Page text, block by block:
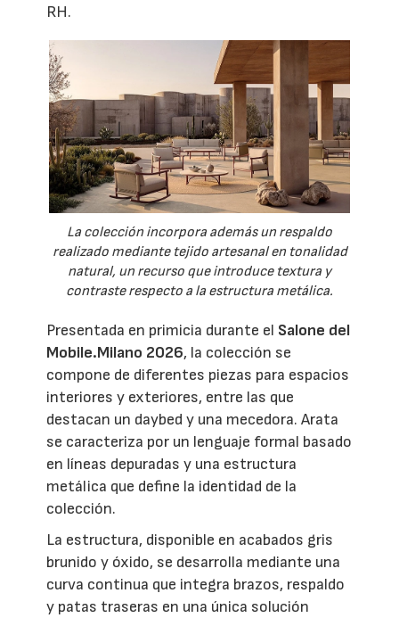
RH.
La colección incorpora además un respaldo
realizado mediante tejido artesanal en tonalidad
natural, un recurso que introduce textura y
contraste respecto a la estructura metálica.
Presentada en primicia durante el Salone del
Mobile.Milano 2026, la colección se
compone de diferentes piezas para espacios
interiores y exteriores, entre las que
destacan un daybed y una mecedora. Arata
se caracteriza por un lenguaje formal basado
en líneas depuradas y una estructura
metálica que define la identidad de la
colección.
La estructura, disponible en acabados gris
brunido y óxido, se desarrolla mediante una
curva continua que integra brazos, respaldo
y patas traseras en una única solución